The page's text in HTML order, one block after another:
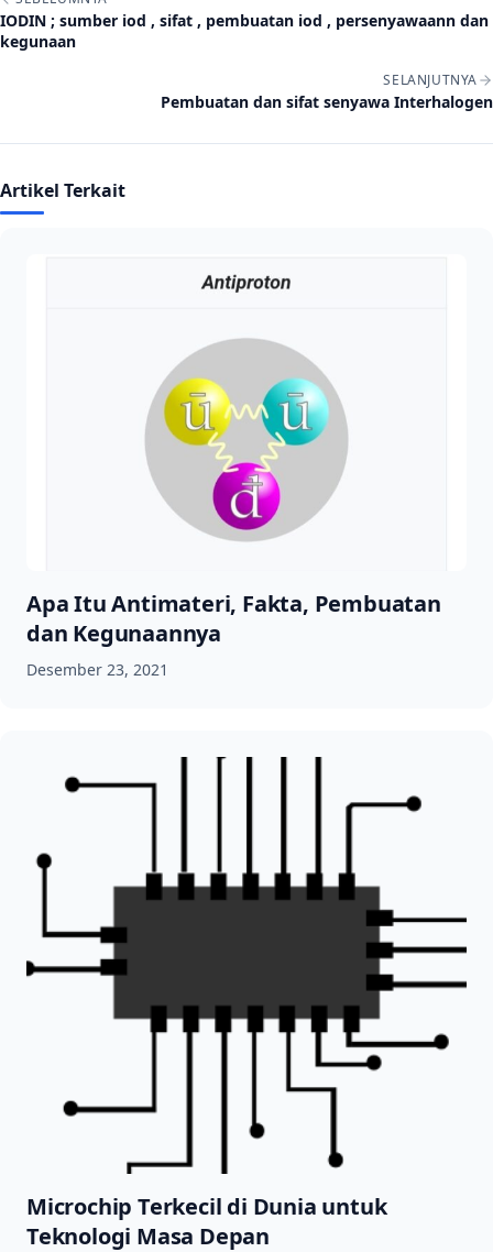
IODIN ; sumber iod , sifat , pembuatan iod , persenyawaann dan
kegunaan
SELANJUTNYA
Pembuatan dan sifat senyawa Interhalogen
Artikel Terkait
Apa Itu Antimateri, Fakta, Pembuatan
dan Kegunaannya
Desember 23, 2021
Microchip Terkecil di Dunia untuk
Teknologi Masa Depan